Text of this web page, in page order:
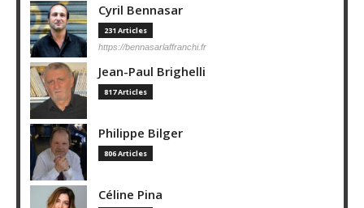
Cyril Bennasar
231 Articles
https://bennasarlaffranchi.fr
Jean-Paul Brighelli
817 Articles
Philippe Bilger
806 Articles
Céline Pina